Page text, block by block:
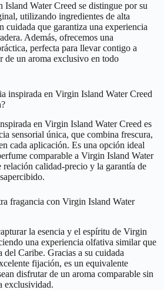
Water Creed se distingue por su
utilizando ingredientes de alta
cuidada que garantiza una experiencia
Además, ofrecemos una
perfecta para llevar contigo a
de un aroma exclusivo en todo
inspirada en Virgin Island Water Creed
en Virgin Island Water Creed es
sensorial única, que combina frescura,
cada aplicación. Es una opción ideal
comparable a Virgin Island Water
relación calidad-precio y la garantía de
fragancia con Virgin Island Water
la esencia y el espíritu de Virgin
una experiencia olfativa similar que
Caribe. Gracias a su cuidada
fijación, es un equivalente
disfrutar de un aroma comparable sin
exclusividad.